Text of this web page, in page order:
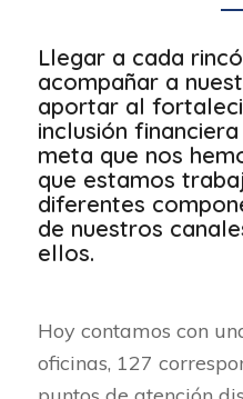
Llegar a cada
acompañar a
aportar al
inclusión
meta que nos
que estamos
diferentes
de nuestros
ellos.
Hoy contamos con
oficinas, 127